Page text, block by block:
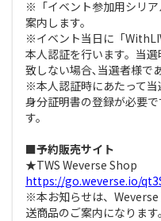
※「イベント参加用シリ
案内します。
※イベント当日に「
本人認証を行います。当
致しない場合､当選者様で
※本人認証時にあたって
身分証明書の登録が必要
す。
■予約販売サイト
★TWS Weverse Shop
https://go.weverse.io/
※本お知らせは、
送商品のご案内になります。